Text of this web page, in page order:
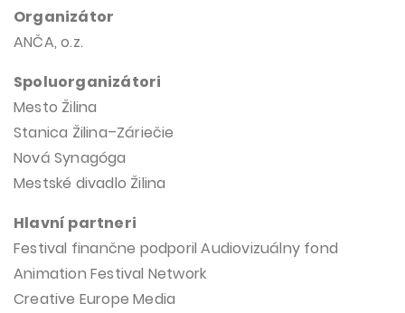
Organizátor
ANČA, o.z.
Spoluorganizátori
Mesto Žilina
Stanica Žilina–Záriečie
Nová Synagóga
Mestské divadlo Žilina
Hlavní partneri
Festival finančne podporil Audiovizuálny fond
Animation Festival Network
Creative Europe Media